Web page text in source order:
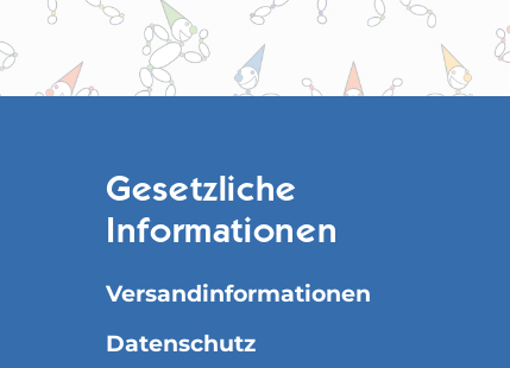
Gesetzliche
Informationen
Versandinformationen
Datenschutz